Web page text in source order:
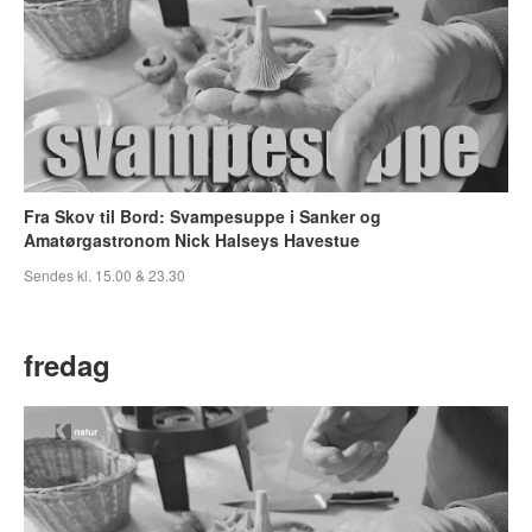
Fra Skov til Bord: Svampesuppe i Sanker og
Amatørgastronom Nick Halseys Havestue
Sendes kl. 15.00 & 23.30
fredag